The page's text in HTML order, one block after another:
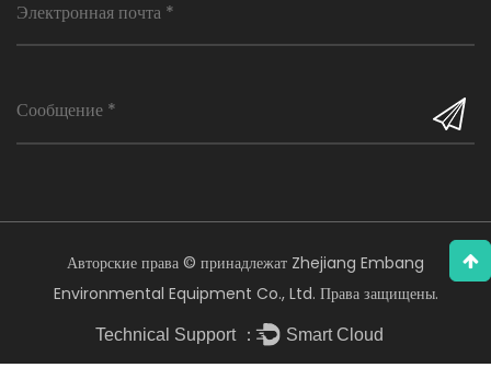
Авторские права © принадлежат Zhejiang Embang
Environmental Equipment Co., Ltd. Права защищены.
Technical Support ： Smart Cloud